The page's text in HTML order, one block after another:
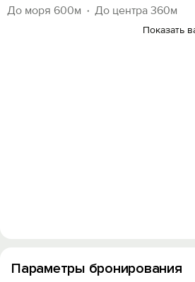
Параметры бронирования
До моря 600м
До центра 360м
Показать